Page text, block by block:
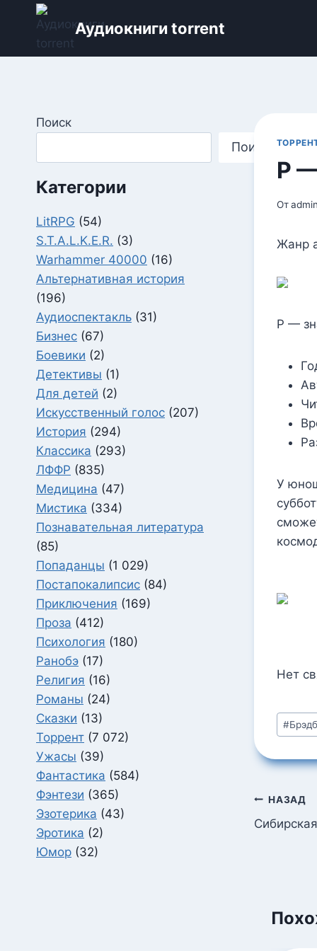
Перейти
содержимому
Аудиокниги torrent
Р
Отadmin
Жанр
Р —
У
Нет
Метки
#
по
НАЗАД
Поиск
Поиск
Категории
LitRPG (54)
S.T.A.L.K.E.R. (3)
Warhammer 40000 (16)
Альтернативная история
(196)
Аудиоспектакль (31)
Бизнес (67)
Боевики (2)
Детективы (1)
Для детей (2)
Искусственный голос (207)
История (294)
Классика (293)
ЛФФР (835)
Медицина (47)
Мистика (334)
Познавательная литература
(85)
Попаданцы (1 029)
Постапокалипсис (84)
Приключения (169)
Проза (412)
Психология (180)
Ранобэ (17)
Религия (16)
Романы (24)
Сказки (13)
Торрент (7 072)
Ужасы (39)
Фантастика (584)
Фэнтези (365)
Эзотерика (43)
Эротика (2)
Юмор (32)